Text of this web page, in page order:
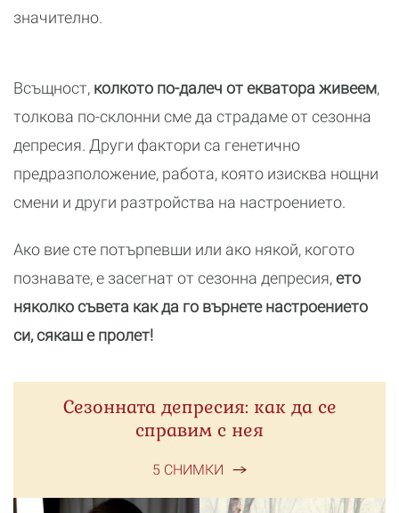
значително.
Всъщност, колкото по-далеч от екватора живеем,
толкова по-склонни сме да страдаме от сезонна
депресия. Други фактори са генетично
предразположение, работа, която изисква нощни
смени и други разтройства на настроението.
Ако вие сте потърпевши или ако някой, когото
познавате, е засегнат от сезонна депресия,ето
няколко съвета как да го върнете настроението
си, сякаш е пролет!
Сезонната депресия: как да се
справим с нея
5 СНИМКИ